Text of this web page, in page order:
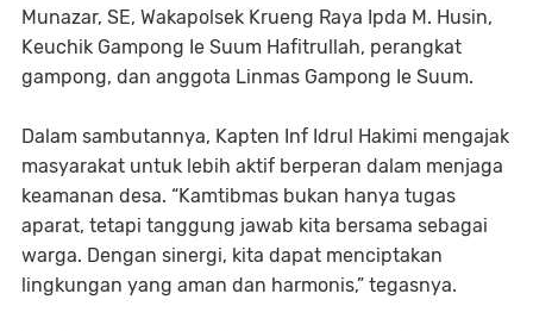
Munazar, SE, Wakapolsek Krueng Raya Ipda M. Husin,
Keuchik Gampong Ie Suum Hafitrullah, perangkat
gampong, dan anggota Linmas Gampong Ie Suum.
Dalam sambutannya, Kapten Inf Idrul Hakimi mengajak
masyarakat untuk lebih aktif berperan dalam menjaga
keamanan desa. “Kamtibmas bukan hanya tugas
aparat, tetapi tanggung jawab kita bersama sebagai
warga. Dengan sinergi, kita dapat menciptakan
lingkungan yang aman dan harmonis,” tegasnya.